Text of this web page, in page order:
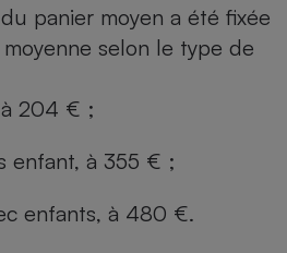
panier moyen a été fixée
selon le type de
204 € ;
enfant, à 355 € ;
enfants, à 480 €.